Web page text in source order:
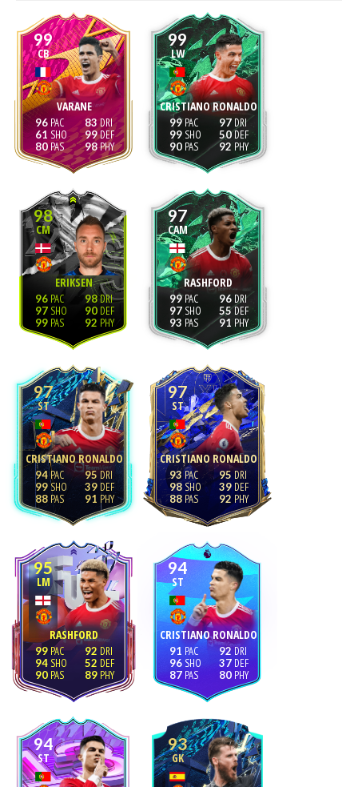
99
CB
VARANE
96
61
80
83
99
98
99
LW
CRISTIANO RONALDO
99
99
90
97
50
92
98
CM
ERIKSEN
96
97
99
98
90
92
97
CAM
RASHFORD
99
97
93
96
55
91
97
ST
CRISTIANO RONALDO
94
99
88
95
39
91
97
ST
CRISTIANO RONALDO
93
98
88
95
39
92
95
LM
RASHFORD
99
94
90
92
52
89
94
ST
CRISTIANO RONALDO
91
96
87
92
37
80
94
ST
93
GK